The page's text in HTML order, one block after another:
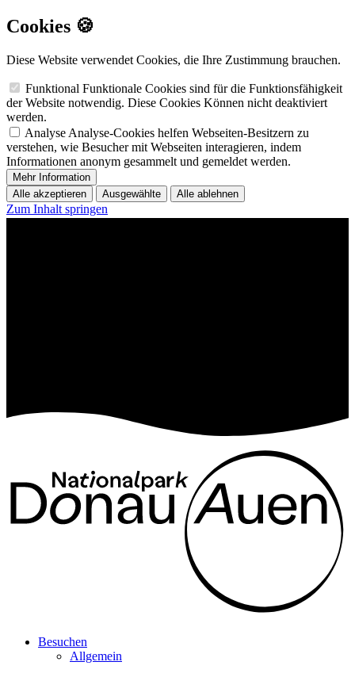
Cookies 🍪
Diese Website verwendet Cookies, die Ihre Zustimmung brauchen.
Funktional Funktionale Cookies sind für die Funktionsfähigkeit
der Website notwendig. Diese Cookies Können nicht deaktiviert
werden.
Analyse Analyse-Cookies helfen Webseiten-Besitzern zu
verstehen, wie Besucher mit Webseiten interagieren, indem
Informationen anonym gesammelt und gemeldet werden.
Mehr Information
Alle akzeptieren
Ausgewählte Alle ablehnen
Zum Inhalt springen
Besuchen
Allgemein